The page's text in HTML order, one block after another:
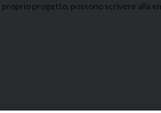
progetto, possono scrivere alla